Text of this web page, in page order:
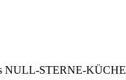
NULL-STERNE-KÜCHE